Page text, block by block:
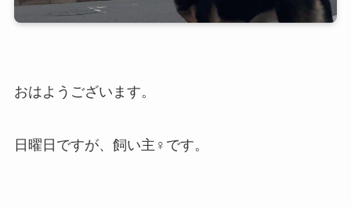
おはようございます。
日曜日ですが、飼い主♀です。